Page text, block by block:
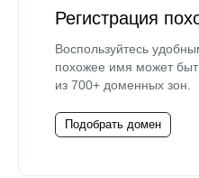
Регистрация
Воспользуйтесь
похожее имя может
из 700+ доменных зон.
Подобрать домен